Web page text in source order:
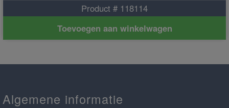
Product # 118114
Toevoegen aan winkelwagen
Algemene informatie